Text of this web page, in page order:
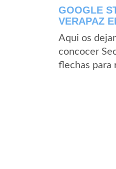
GOOGLE
VERAPAZ
Aqui os
concocer
flechas para